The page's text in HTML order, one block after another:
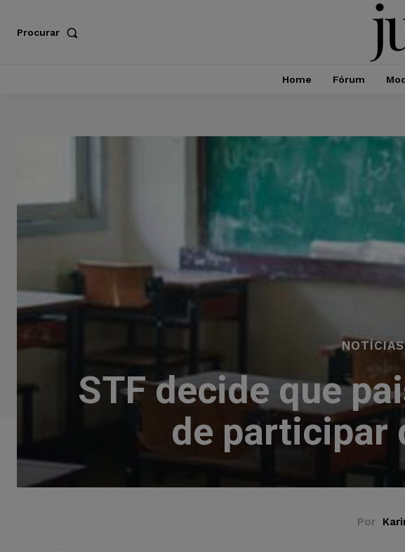
Procurar
Home Fórum
NOTÍCIAS
STF decide que
de participar
Por